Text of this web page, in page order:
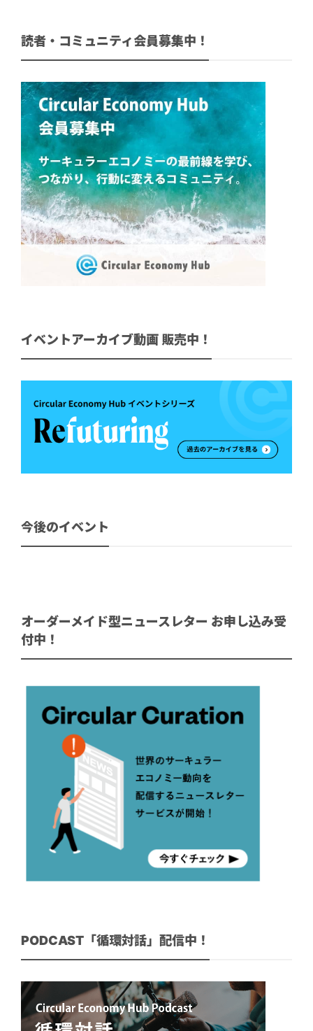
読者・コミュニティ会員募集中！
イベントアーカイブ動画 販売中！
今後のイベント
オーダーメイド型ニュースレター お申し込み受
付中！
PODCAST「循環対話」配信中！